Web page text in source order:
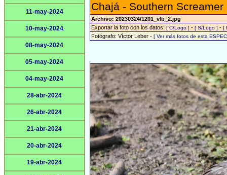
11-may-2024
10-may-2024
08-may-2024
05-may-2024
04-may-2024
28-abr-2024
26-abr-2024
21-abr-2024
20-abr-2024
19-abr-2024
Chajá - Southern
Archivo: 20230324/1201_vlb_2.jpg
Exportar la foto con los datos: [ C/Logo ] - [ S/Logo ] - [
Fotógrafo: Víctor Leber - [ Ver más fotos de esta